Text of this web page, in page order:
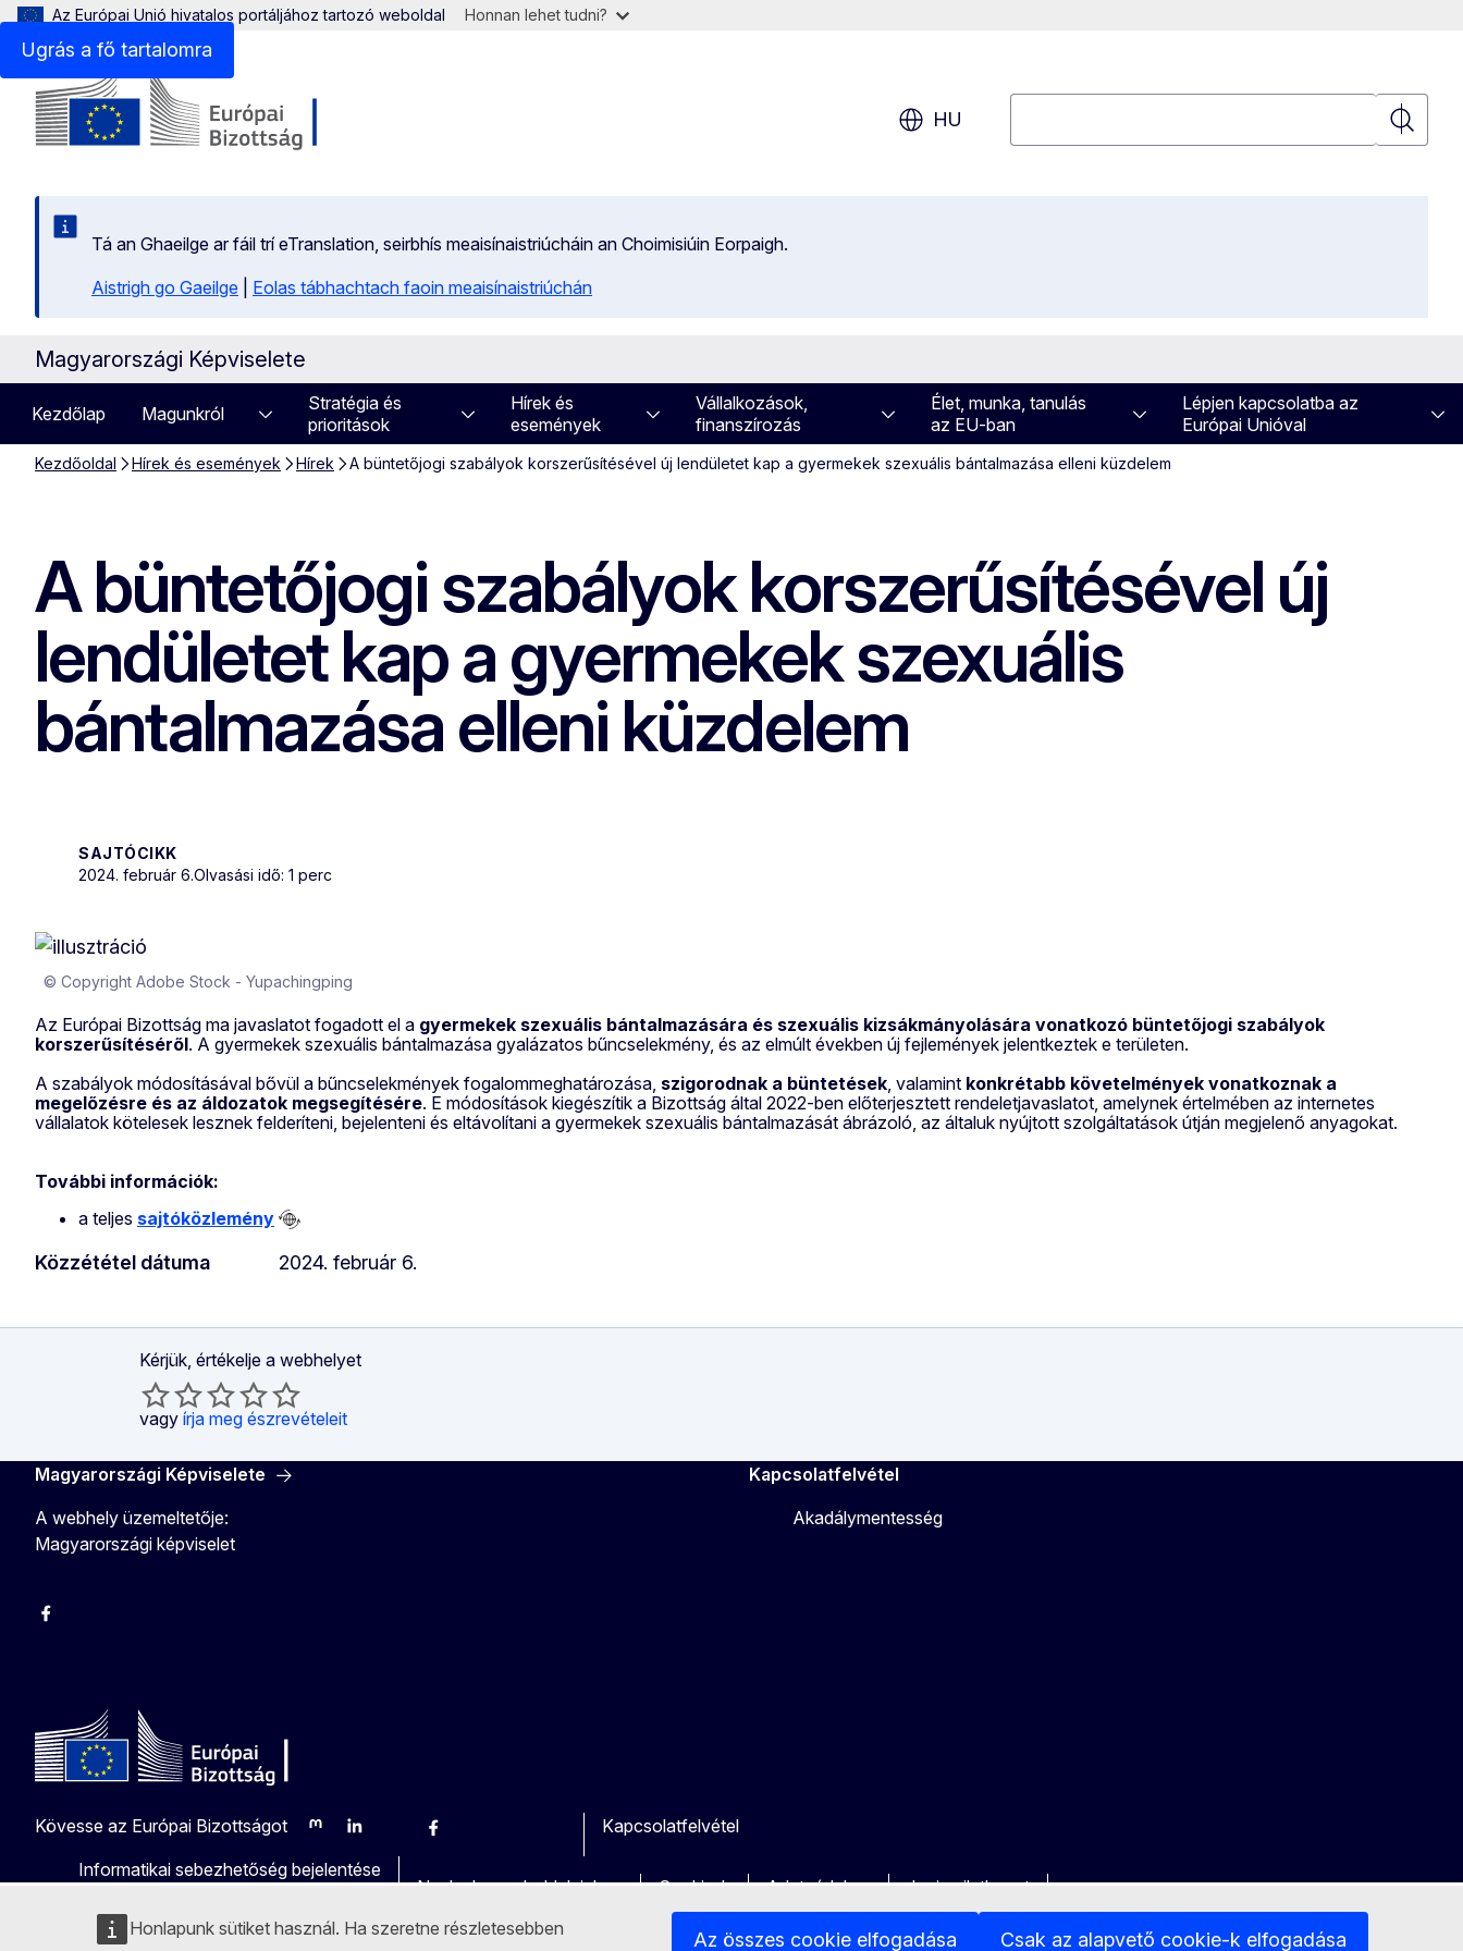
Ugrás a fő tartalomra
Honlapunk sütiket használ. Ha szeretne részletesebben
Az összes cookie elfogadása Csak az alapvető cookie-k elfogadása
Az Európai Unió hivatalos portáljához tartozó weboldal Honnan lehet tudni?
HU
Keresés
Tá an Ghaeilge ar fáil trí eTranslation, seirbhís meaisínaistriúcháin an Choimisiúin Eorpaigh.
Aistrigh go Gaeilge
Eolas tábhachtach faoin meaisínaistriúchán
Magyarországi Képviselete
Kezdőlap Magunkról
Stratégia és
prioritások
Hírek és
események
Vállalkozások,
finanszírozás
Élet, munka, tanulás
az EU-ban
Lépjen kapcsolatba az
Európai Unióval
Kezdőoldal Hírek és események Hírek A büntetőjogi szabályok korszerűsítésével új lendületet kap a gyermekek szexuális bántalmazása elleni küzdelem
A büntetőjogi szabályok korszerűsítésével új
lendületet kap a gyermekek szexuális
bántalmazása elleni küzdelem
SAJTÓCIKK
2024. február 6.Olvasási idő: 1 perc
© Copyright Adobe Stock - Yupachingping
Az Európai Bizottság ma javaslatot fogadott el a gyermekek szexuális bántalmazására és szexuális kizsákmányolására vonatkozó büntetőjogi szabályok
korszerűsítéséről. A gyermekek szexuális bántalmazása gyalázatos bűncselekmény, és az elmúlt években új fejlemények jelentkeztek e területen.
A szabályok módosításával bővül a bűncselekmények fogalommeghatározása, szigorodnak a büntetések , valamint konkrétabb követelmények vonatkoznak a
megelőzésre és az áldozatok megsegítésére. E módosítások kiegészítik a Bizottság által 2022-ben előterjesztett rendeletjavaslatot, amelynek értelmében az internetes
vállalatok kötelesek lesznek felderíteni, bejelenteni és eltávolítani a gyermekek szexuális bántalmazását ábrázoló, az általuk nyújtott szolgáltatások útján megjelenő anyagokat.
További információk:
a teljes sajtóközlemény
Közzététel dátuma 2024. február 6.
Kérjük, értékelje a webhelyet
vagy írja meg észrevételeit
Magyarországi Képviselete
A webhely üzemeltetője:
Magyarországi képviselet
Facebook
Kapcsolatfelvétel
Akadálymentesség
Kövesse az Európai Bizottságot
MastodonLinkedInBlueskyFacebook
Kapcsolatfelvétel
Informatikai sebezhetőség bejelentése
Nyelvek a weboldalainkon
Cookie-k Adatvédelem Jogi nyilatkozat